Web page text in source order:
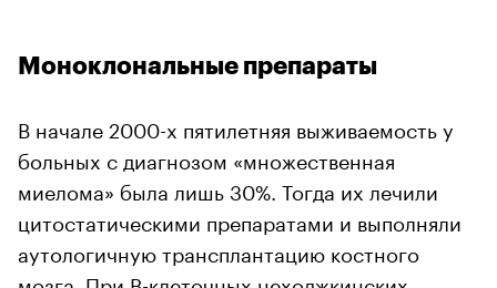
Моноклональные препараты
В начале 2000-х пятилетняя выживаемость у
больных с диагнозом «множественная
миелома» была лишь 30%. Тогда их лечили
цитостатическими препаратами и выполняли
аутологичную трансплантацию костного